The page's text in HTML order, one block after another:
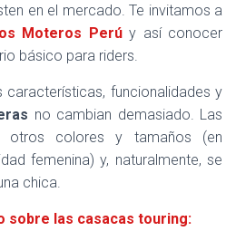
en el mercado. Te invitamos a
Moteros Perúy así conocer
básico para riders.
características, funcionalidades y
no cambian demasiado. Las
otros colores y tamaños (en
femenina) y, naturalmente, se
chica.
sobre las casacas touring: